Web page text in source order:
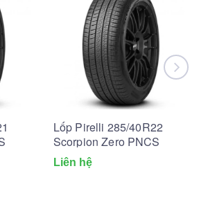
Lốp Pirelli 285/40R22
Scorpion Zero PNCS
Liên hệ